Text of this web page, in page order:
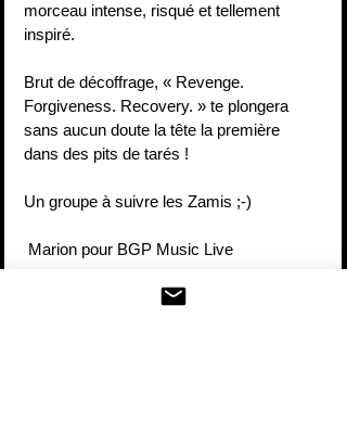
morceau intense, risqué et tellement
inspiré.
Brut de décoffrage, « Revenge.
Forgiveness. Recovery. » te plongera
sans aucun doute la tête la première
dans des pits de tarés !
Un groupe à suivre les Zamis ;-)
Marion pour BGP Music Live
https://youtu.be/w2tMdlrJt7U